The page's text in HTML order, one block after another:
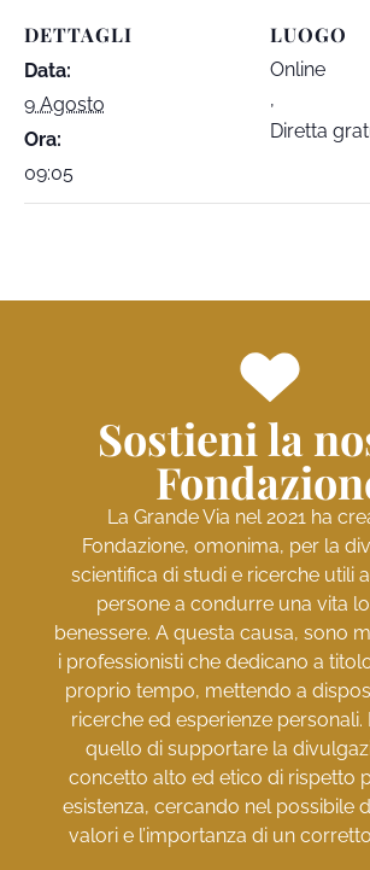
DETTAGLI
Data:
9 Agosto
Ora:
09:05
LUOGO
Online
,
Diretta
Sostieni la
La Grande Via nel 2021 ha
Fondazione, omonima, per la
scientifica di studi e ricerche utili
persone a condurre una vita
benessere. A questa causa, sono
i professionisti che dedicano a
proprio tempo, mettendo a
ricerche ed esperienze personali.
quello di supportare la
concetto alto ed etico di rispetto
esistenza, cercando nel possibile
valori e l’importanza di un